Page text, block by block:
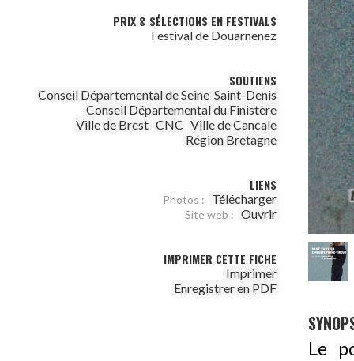
PRIX & SÉLECTIONS EN FESTIVALS
Festival de Douarnenez
SOUTIENS
Conseil Départemental de Seine-Saint-Denis
Conseil Départemental du Finistère
Ville de Brest CNC Ville de Cancale
Région Bretagne
LIENS
Photos : Télécharger
Site web : Ouvrir
IMPRIMER CETTE FICHE
Imprimer
Enregistrer en PDF
Le